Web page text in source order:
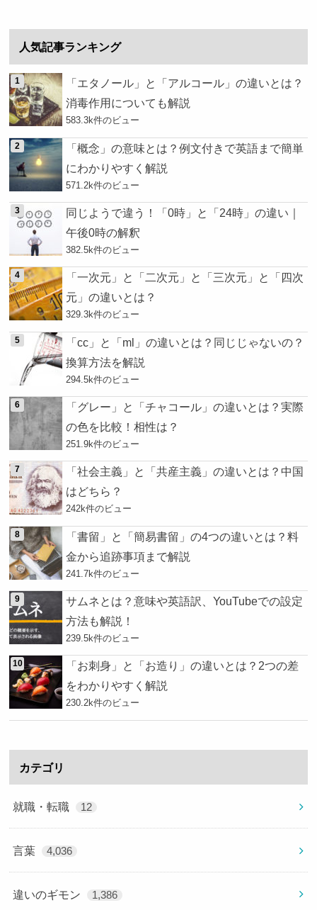
人気記事ランキング
「エタノール」と「アルコール」の違いとは？
消毒作用についても解説
583.3k件のビュー
「概念」の意味とは？例文付きで英語まで簡単
にわかりやすく解説
571.2k件のビュー
同じようで違う！「0時」と「24時」の違い｜
午後0時の解釈
382.5k件のビュー
「一次元」と「二次元」と「三次元」と「四次
元」の違いとは？
329.3k件のビュー
「cc」と「ml」の違いとは？同じじゃないの？
換算方法を解説
294.5k件のビュー
「グレー」と「チャコール」の違いとは？実際
の色を比較！相性は？
251.9k件のビュー
「社会主義」と「共産主義」の違いとは？中国
はどちら？
242k件のビュー
「書留」と「簡易書留」の4つの違いとは？料
金から追跡事項まで解説
241.7k件のビュー
サムネとは？意味や英語訳、YouTubeでの設定
方法も解説！
239.5k件のビュー
「お刺身」と「お造り」の違いとは？2つの差
をわかりやすく解説
230.2k件のビュー
カテゴリ
就職・転職 12
言葉 4,036
違いのギモン 1,386